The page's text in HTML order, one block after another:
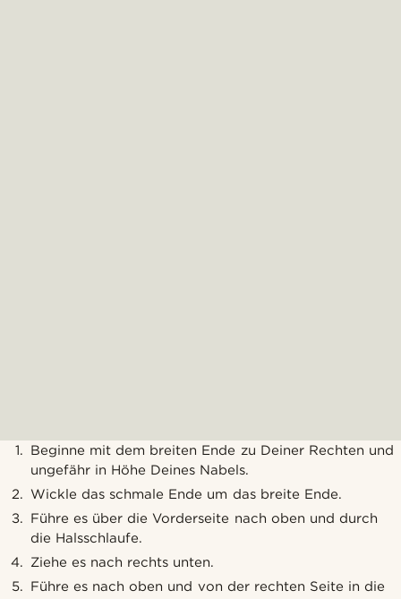
Beginne mit dem breiten Ende zu Deiner Rechten und
ungefähr in Höhe Deines Nabels.
Wickle das schmale Ende um das breite Ende.
Führe es über die Vorderseite nach oben und durch
die Halsschlaufe.
Ziehe es nach rechts unten.
Führe es nach oben und von der rechten Seite in die